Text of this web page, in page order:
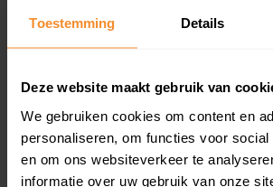
Toestemming Details
Deze website maakt gebruik van
We gebruiken cookies om content en
personaliseren, om functies voor social
en om ons websiteverkeer te
informatie over uw gebruik van onze
Een overzicht van alle verkochte
en koopdatum) binnen een
Bekijk product